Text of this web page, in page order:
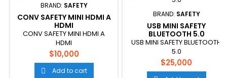
BRAND: SAFETY
CONV SAFETY MINI HDMI A
HDMI
CONV SAFETY MINI HDMI A
HDMI
Price
$10,000
 Add to cart
BRAND: SAFETY
USB MINI SAFETY
BLUETOOTH 5.0
USB MINI SAFETY BLUETOOTH
5.0
Price
$25,000